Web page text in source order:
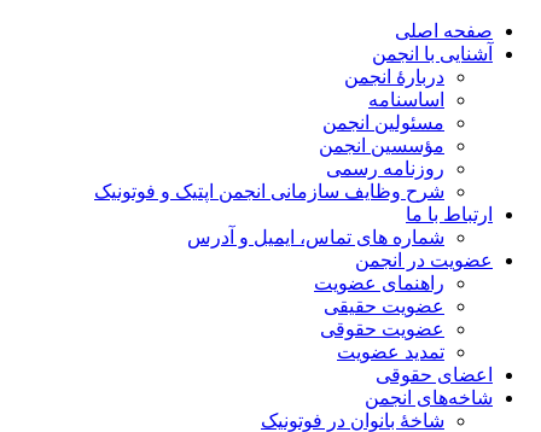
صفحه اصلی
آشنایی با انجمن
دربارۀ انجمن
اساسنامه
مسئولین انجمن
مؤسسین انجمن
روزنامه رسمی
شرح وظایف سازمانی انجمن اپتیک و فوتونیک
ارتباط با ما
شماره های تماس، ایمیل و آدرس
عضویت در انجمن
راهنمای عضویت
عضویت حقیقی
عضویت حقوقی
تمدید عضویت
اعضای حقوقی
شاخه‌های انجمن
شاخۀ بانوان در فوتونیک